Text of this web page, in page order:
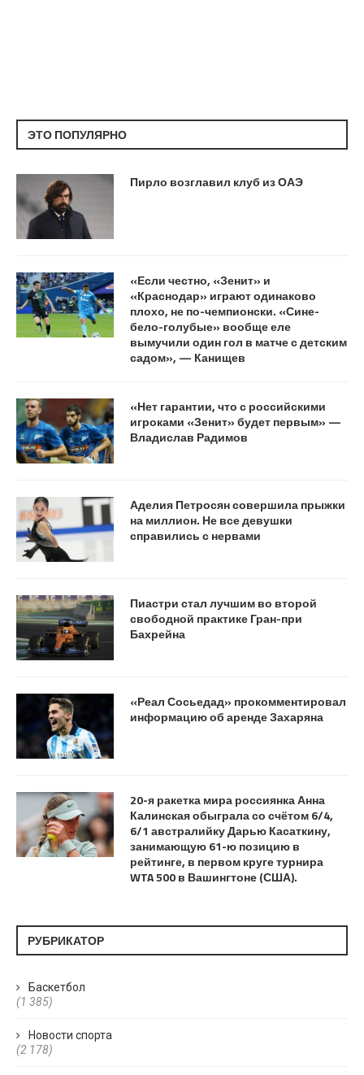
ЭТО ПОПУЛЯРНО
Пирло возглавил клуб из ОАЭ
«Если честно, «Зенит» и
«Краснодар» играют одинаково
плохо, не по-чемпионски. «Сине-
бело-голубые» вообще еле
вымучили один гол в матче с детским
садом», — Канищев
«Нет гарантии, что с российскими
игроками «Зенит» будет первым» —
Владислав Радимов
Аделия Петросян совершила прыжки
на миллион. Не все девушки
справились с нервами
Пиастри стал лучшим во второй
свободной практике Гран-при
Бахрейна
«Реал Сосьедад» прокомментировал
информацию об аренде Захаряна
20-я ракетка мира россиянка Анна
Калинская обыграла со счётом 6/4,
6/1 авст ралийку Дарью Касат кину,
занимающую 61-ю позицию в
рейтинге, в первом круге турнира
WTA 500 в Вашингтоне (США).
РУБРИКАТОР
Баскетбол
(1 385)
Новости спорта
(2 178)